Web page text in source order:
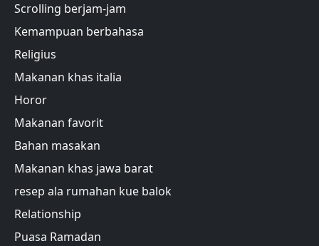
Scrolling berjam-jam
Kemampuan berbahasa
Religius
Makanan khas italia
Horor
Makanan favorit
Bahan masakan
Makanan khas jawa barat
resep ala rumahan kue balok
Relationship
Puasa Ramadan